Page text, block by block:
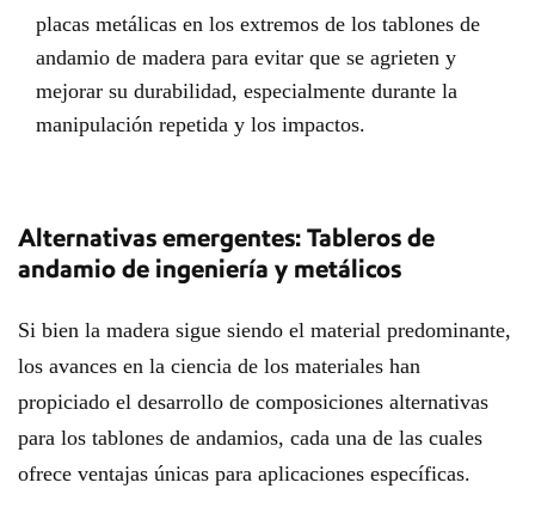
placas metálicas en los extremos de los tablones de
andamio de madera para evitar que se agrieten y
mejorar su durabilidad, especialmente durante la
manipulación repetida y los impactos.
Alternativas emergentes: Tableros de
andamio de ingeniería y metálicos
Si bien la madera sigue siendo el material predominante,
los avances en la ciencia de los materiales han
propiciado el desarrollo de composiciones alternativas
para los tablones de andamios, cada una de las cuales
ofrece ventajas únicas para aplicaciones específicas.